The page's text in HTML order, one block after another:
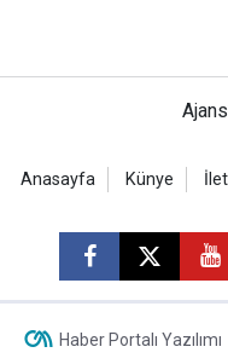
Anasayfa Künye
Haber Portalı Yazılımı